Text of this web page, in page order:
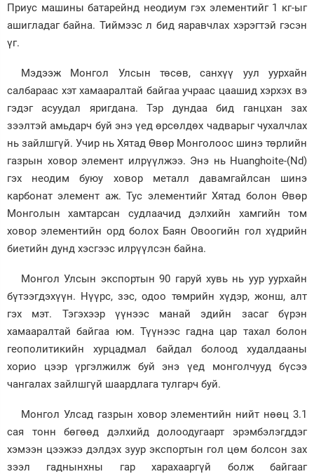
Приус машины батарейнд неодиум гэх элементийг 1 кг-ыг
ашигладаг байна. Тиймээс л бид яаравчлах хэрэгтэй гэсэн
үг.
Мэдээж Монгол Улсын төсөв, санхүү уул уурхайн
салбараас хэт хамааралтай байгаа учраас цаашид хэрхэх вэ
гэдэг асуудал яригдана. Тэр дундаа бид ганцхан зах
зээлтэй амьдарч буй энэ үед өрсөлдөх чадварыг чухалчлах
нь зайлшгүй. Учир нь Хятад Өвөр Монголоос шинэ төрлийн
газрын ховор элемент илрүүлжээ. Энэ нь Huanghoite-(Nd)
гэх неодим буюу ховор металл давамгайлсан шинэ
карбонат элемент аж. Тус элементийг Хятад болон Өвөр
Монголын хамтарсан судлаачид дэлхийн хамгийн том
ховор элементийн орд болох Баян Овоогийн гол хүдрийн
биетийн дунд хэсгээс илрүүлсэн байна.
Монгол Улсын экспортын 90 гаруй хувь нь уур уурхайн
бүтээгдэхүүн. Нүүрс, зэс, одоо төмрийн хүдэр, жонш, алт
гэх мэт. Тэгэхээр үүнээс манай эдийн засаг бүрэн
хамааралтай байгаа юм. Түүнээс гадна цар тахал болон
геополитикийн хурцадмал байдал болоод худалдааны
хорио цээр үргэлжилж буй энэ үед монголчууд бүсээ
чангалах зайлшгүй шаардлага тулгарч буй.
Монгол Улсад газрын ховор элементийн нийт нөөц 3.1
сая тонн бөгөөд дэлхийд долоодугаарт эрэмбэлэгддэг
хэмээн цээжээ дэлдэх зуур экспортын гол цөм болсон зах
зээл гаднынхны гар харахааргүй болж байгааг